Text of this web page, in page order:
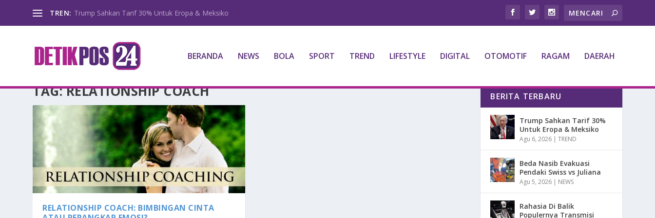
TREN: Trump Sahkan Tarif 30% Untuk Eropa & Meksiko
BERANDA NEWS BOLA SPORT TREND LIFESTYLE DIGITAL OTOMOTIF RAGAM DAERAH
TAG:RELATIONSHIP COACH
RELATIONSHIP COACH: BIMBINGAN CINTA
BERITA TERBARU
Trump Sahkan Tarif 30%
Untuk Eropa & Meksiko
Agu 6, 2026 |TREND
Beda Nasib Evakuasi
Pendaki Swiss vs Juliana
Agu 5, 2026 | NEWS
Rahasia Di Balik
Populernya Transmisi